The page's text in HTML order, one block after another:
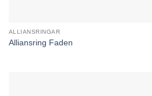
ALLIANSRINGAR
Alliansring Faden